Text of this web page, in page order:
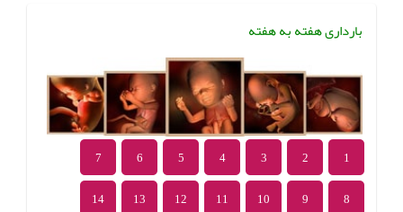
بارداری هفته به هفته
1
2
3
4
5
6
7
8
9
10
11
12
13
14